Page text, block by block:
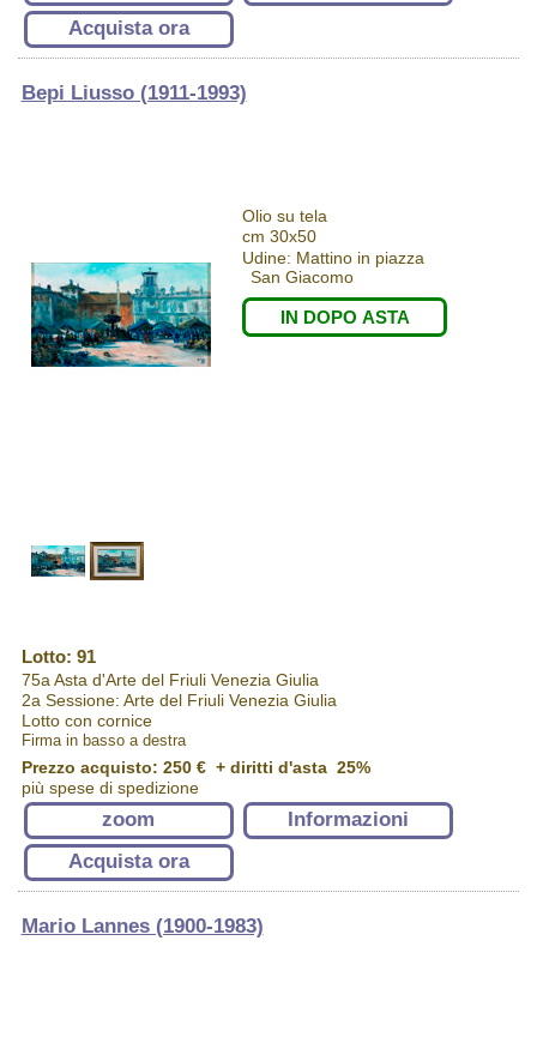
Acquista ora
Bepi Liusso (1911-1993)
Olio su tela
cm 30x50
Udine: Mattino in piazza
San Giacomo
IN DOPO ASTA
Lotto: 91
75a Asta d'Arte del Friuli Venezia Giulia
2a Sessione: Arte del Friuli Venezia Giulia
Lotto con cornice
Firma in basso a destra
Prezzo acquisto: 250 €+ diritti d'asta 25%
più spese di spedizione
zoom
Informazioni
Acquista ora
Mario Lannes (1900-1983)